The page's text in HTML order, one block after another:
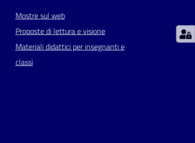
Mostre sul web
Proposte di lettura e visione
Materiali didattici per insegnanti e
classi